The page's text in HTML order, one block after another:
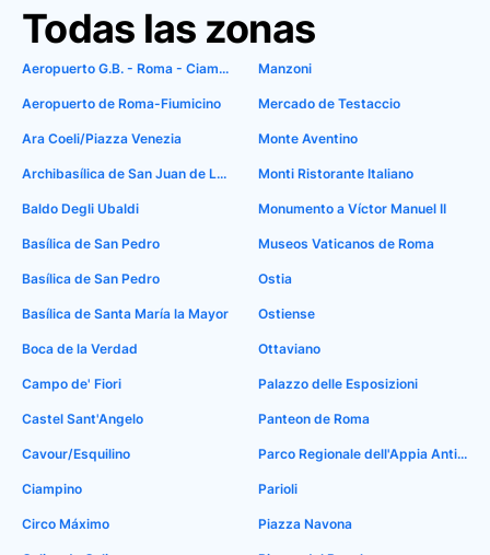
Todas las zonas
Aeropuerto G.B. - Roma - Ciampino
Aeropuerto de Roma-Fiumicino
Ara Coeli/Piazza Venezia
Archibasílica de San Juan de Letrán
Baldo Degli Ubaldi
Basílica de San Pedro
Basílica de San Pedro
Basílica de Santa María la Mayor
Boca de la Verdad
Campo de' Fiori
Castel Sant'Angelo
Cavour/Esquilino
Ciampino
Circo Máximo
Manzoni
Mercado de Testaccio
Monte Aventino
Monti Ristorante Italiano
Monumento a Víctor Manuel II
Museos Vaticanos de Roma
Ostia
Ostiense
Ottaviano
Palazzo delle Esposizioni
Panteon de Roma
Parco Regionale dell'Appia Antica
Parioli
Piazza Navona